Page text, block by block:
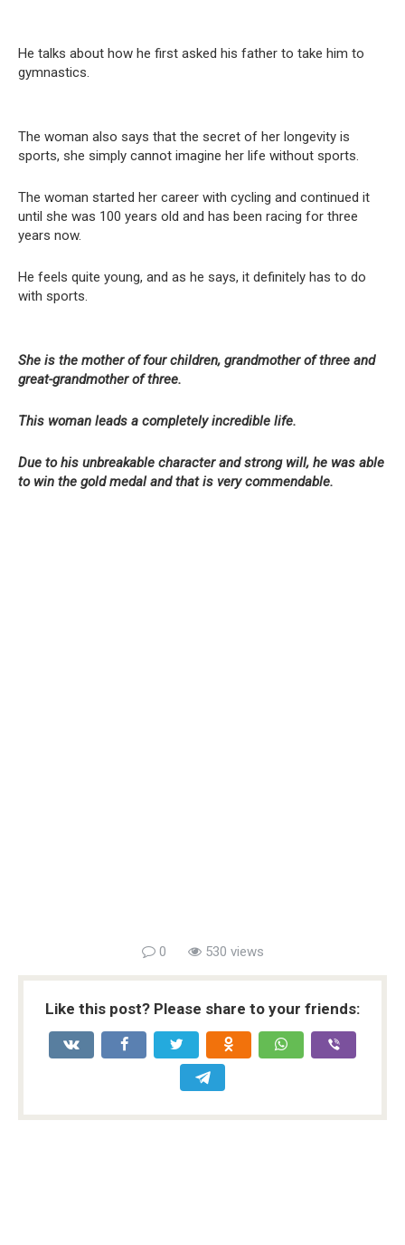
He talks about how he first asked his father to take him to
gymnastics.
The woman also says that the secret of her longevity is
sports, she simply cannot imagine her life without sports.
The woman started her career with cycling and continued it
until she was 100 years old and has been racing for three
years now.
He feels quite young, and as he says, it definitely has to do
with sports.
She is the mother of four children, grandmother of three and
great-grandmother of three.
This woman leads a completely incredible life.
Due to his unbreakable character and strong will, he was able
to win the gold medal and that is very commendable.
0 530 views
Like this post? Please share to your friends: